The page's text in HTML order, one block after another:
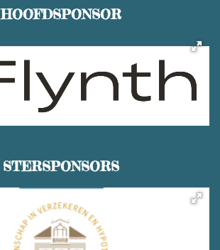
HOOFDSPONSOR
STERSPONSORS